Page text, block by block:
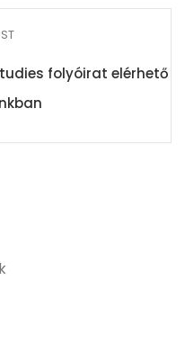
folyóirat elérhető